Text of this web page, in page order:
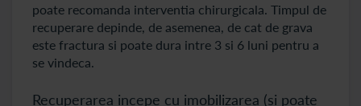
poate recomanda interventia chirurgicala. Timpul de
recuperare depinde, de asemenea, de cat de grava
este fractura si poate dura intre 3 si 6 luni pentru a
se vindeca.
Recuperarea incepe cu imobilizarea (si poate